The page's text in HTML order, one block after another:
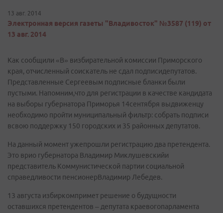
13 авг. 2014
Электронная версия газеты "Владивосток" №3587 (119) от
13 авг. 2014
Как сообщили «В» визбирательной комиссии Приморского
края, отчисленный соискатель не сдал подписидепутатов.
Представленные Сергеевым подписные бланки были
пустыми. Напомним,что для регистрации в качестве кандидата
на выборы губернатора Приморья 14сентября выдвиженцу
необходимо пройти муниципальный фильтр: собрать подписи
всвою поддержку 150 городских и 35 районных депутатов.
На данный момент ужепрошли регистрацию два претендента.
Это врио губернатора Владимир Миклушевскийи
представитель Коммунистической партии социальной
справедливости пенсионерВладимир Лебедев.
13 августа избиркомпримет решение о будущности
оставшихся претендентов – депутата краевогопарламента